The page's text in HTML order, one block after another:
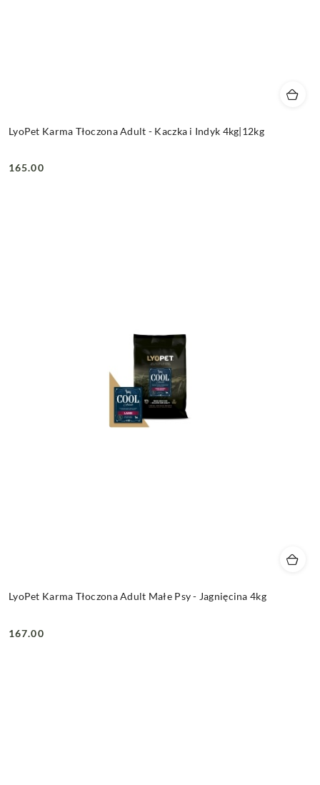
LyoPet Karma Tłoczona Adult - Kaczka i Indyk 4kg|12kg
Cena:
165.00
LyoPet Karma Tłoczona Adult Małe Psy - Jagnięcina 4kg
Cena:
167.00